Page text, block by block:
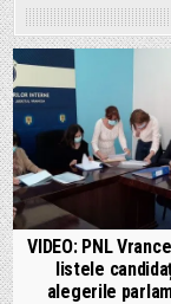
VIDEO: PNL
listele
alegerile